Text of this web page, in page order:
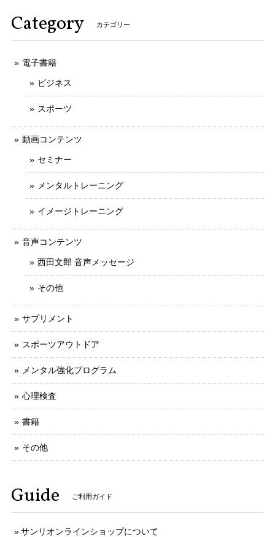
Category カテゴリー
電子書籍
ビジネス
スポーツ
動画コンテンツ
セミナー
メンタルトレーニング
イメージトレーニング
音声コンテンツ
西田文郎 音声メッセージ
その他
サプリメント
スポーツアウトドア
メンタル強化プログラム
心理検査
書籍
その他
Guide ご利用ガイド
サンリオンラインショップについて